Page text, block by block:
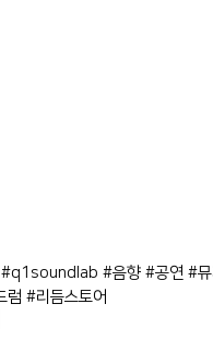
#q1soundlab #음향 #공연 #
럼 #리듬스토어